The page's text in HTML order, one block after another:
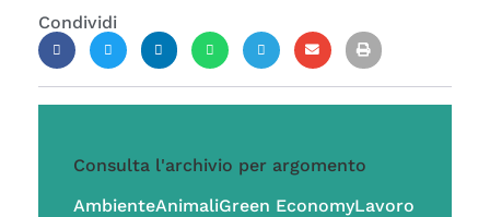
Condividi
Consulta l'archivio per argomento
AmbienteAnimaliGreen EconomyLavoro